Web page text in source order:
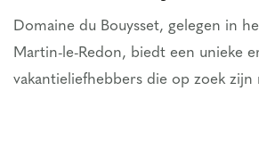
Domaine du Bouysset, gelegen in
Martin-le-Redon, biedt een unieke
vakantieliefhebbers die op zoek zijn